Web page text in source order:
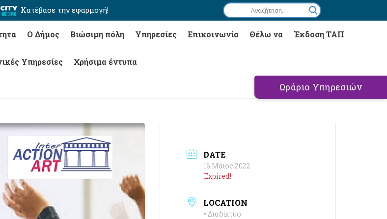
Κατέβασε την εφαρμογή!
Ο Δήμος Βιώσιμη πόλη Υπηρεσίες Επικοινωνία Θέλω να Έκδοση ΤΑΠ
Υπηρεσίες Χρήσιμα έντυπα
Ωράριο Υπηρεσιών
DATE
16 Μάιος 2022
Expired!
LOCATION
• Διαδίκτυο